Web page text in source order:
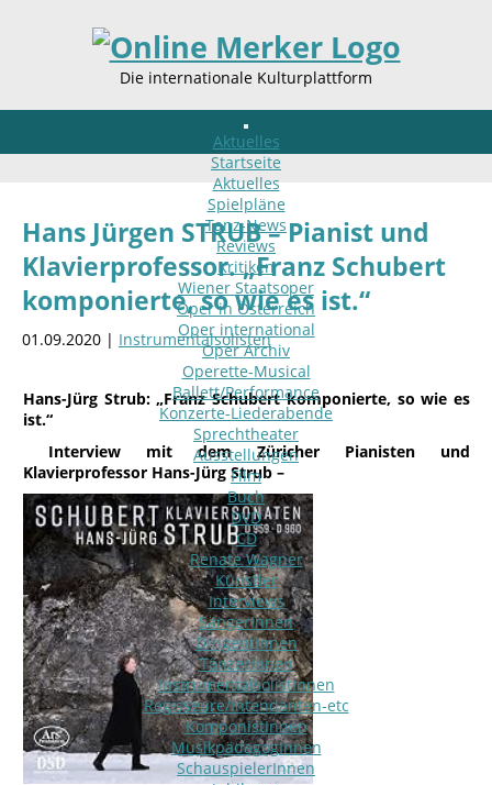
Die internationale Kulturplattform
Aktuelles
Startseite
Aktuelles
Spielpläne
Tanz-News
Reviews
Kritiken
Wiener Staatsoper
Oper in Österreich
Oper international
Oper Archiv
Operette-Musical
Ballett/Performance
Konzerte-Liederabende
Sprechtheater
Ausstellungen
Film
Buch
DVD
CD
Renate Wagner
Künstler
Interviews
SängerInnen
DirigentInnen
TänzerInnen
InstrumentalsolistInnen
Regisseure/Intendanten-etc
KomponistInnen
MusikpädagogInnen
SchauspielerInnen
Hans Jürgen STRUB – Pianist und
Klavierprofessor. „Franz Schubert
komponierte, so wie es ist.“
01.09.2020 | Instrumentalsolisten
Hans-Jürg Strub: „Franz Schubert komponierte, so wie es
ist.“
Interview mit dem Züricher Pianisten und
Klavierprofessor Hans-Jürg Strub –